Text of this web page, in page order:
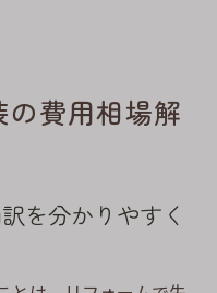
実践法
値維持に与える影
理で価値を最大化
費用相場解
を分かりやすく